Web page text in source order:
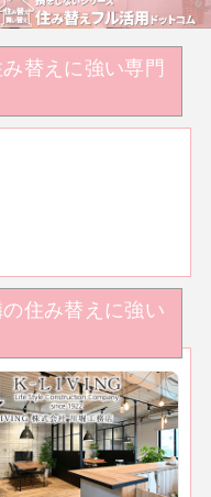
替えに強い専門
住み替えに強い